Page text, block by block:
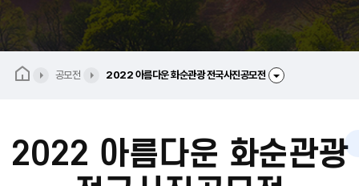
공모전 2022 아름다운 화순관광 전국사진공모전
2022 아름다운 화순관광